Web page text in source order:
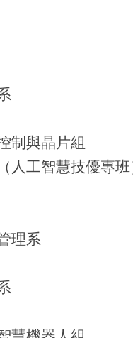
制與晶片組
人工智慧技優專班
理系